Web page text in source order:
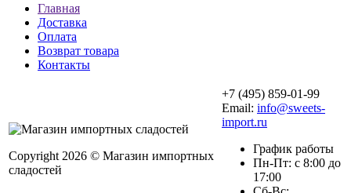
Главная
Доставка
Оплата
Возврат товара
Контакты
Copyright 2026 © Магазин импортных
сладостей
+7 (495) 859-01-99
Email: info@sweets-
import.ru
График работы
Пн-Пт: с 8:00 до
17:00